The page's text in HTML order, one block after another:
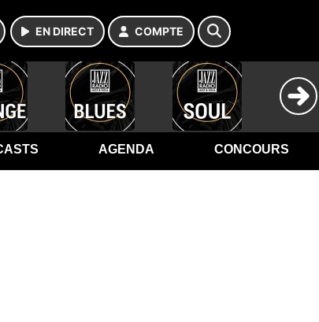
EN DIRECT COMPTE
AGENDA CONCOURS